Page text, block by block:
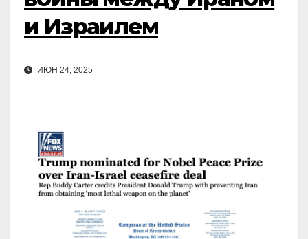
и Израилем
ИЮН 24, 2025